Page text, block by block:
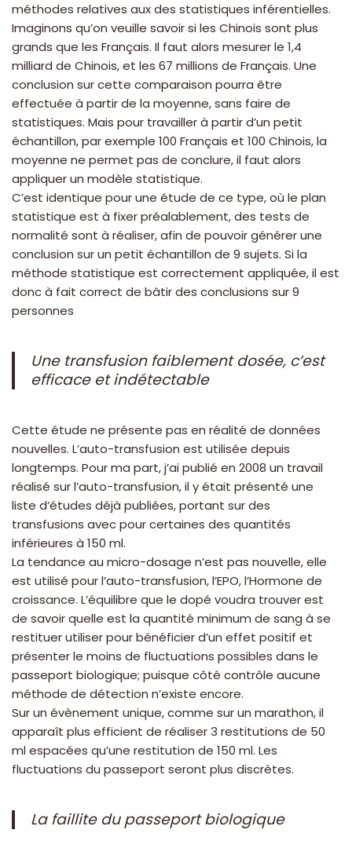
méthodes relatives aux des statistiques inférentielles.
Imaginons qu’on veuille savoir si les Chinois sont plus
grands que les Français. Il faut alors mesurer le 1,4
milliard de Chinois, et les 67 millions de Français. Une
conclusion sur cette comparaison pourra être
effectuée à partir de la moyenne, sans faire de
statistiques. Mais pour travailler à partir d’un petit
échantillon, par exemple 100 Français et 100 Chinois, la
moyenne ne permet pas de conclure, il faut alors
appliquer un modèle statistique.
C’est identique pour une étude de ce type, où le plan
statistique est à fixer préalablement, des tests de
normalité sont à réaliser, afin de pouvoir générer une
conclusion sur un petit échantillon de 9 sujets. Si la
méthode statistique est correctement appliquée, il est
donc à fait correct de bâtir des conclusions sur 9
personnes
Une transfusion faiblement dosée, c’est
efficace et indétectable
Cette étude ne présente pas en réalité de données
nouvelles. L’auto-transfusion est utilisée depuis
longtemps. Pour ma part, j’ai publié en 2008 un travail
réalisé sur l’auto-transfusion, il y était présenté une
liste d’études déjà publiées, portant sur des
transfusions avec pour certaines des quantités
inférieures à 150 ml.
La tendance au micro-dosage n’est pas nouvelle, elle
est utilisé pour l’auto-transfusion, l’EPO, l’Hormone de
croissance. L’équilibre que le dopé voudra trouver est
de savoir quelle est la quantité minimum de sang à se
restituer utiliser pour bénéficier d’un effet positif et
présenter le moins de fluctuations possibles dans le
passeport biologique; puisque côté contrôle aucune
méthode de détection n’existe encore.
Sur un évènement unique, comme sur un marathon, il
apparaît plus efficient de réaliser 3 restitutions de 50
ml espacées qu’une restitution de 150 ml. Les
fluctuations du passeport seront plus discrètes.
La faillite du passeport biologique